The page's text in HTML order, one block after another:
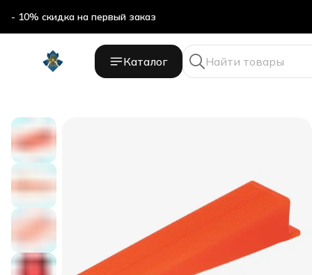
- 10% скидка на первый заказ
Каталог